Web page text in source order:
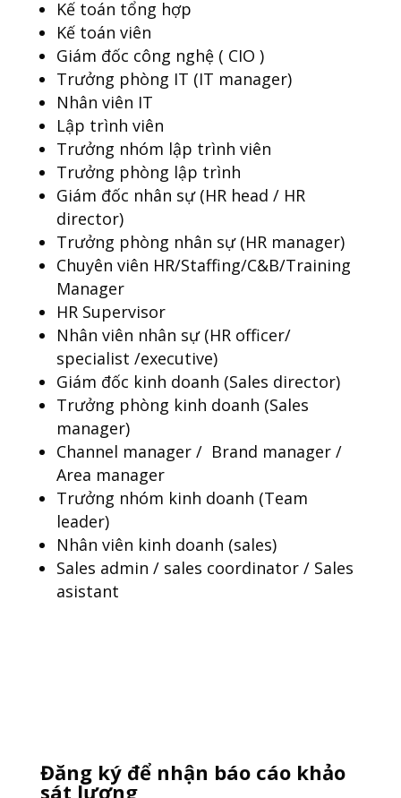
Kế toán tổng hợp
Kế toán viên
Giám đốc công nghệ ( CIO )
Trưởng phòng IT (IT manager)
Nhân viên IT
Lập trình viên
Trưởng nhóm lập trình viên
Trưởng phòng lập trình
Giám đốc nhân sự (HR head / HR
director)
Trưởng phòng nhân sự (HR manager)
Chuyên viên HR/Staffing/C&B/Training
Manager
HR Supervisor
Nhân viên nhân sự (HR officer/
specialist /executive)
Giám đốc kinh doanh (Sales director)
Trưởng phòng kinh doanh (Sales
manager)
Channel manager / Brand manager /
Area manager
Trưởng nhóm kinh doanh (Team
leader)
Nhân viên kinh doanh (sales)
Sales admin / sales coordinator / Sales
asistant
Đăng ký để nhận báo cáo khảo
sát lương